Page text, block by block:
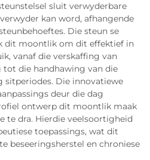
sluit verwyderbare
kan word, afhangende
Die steun se
dit moontlik om dit effektief in
vanaf die verskaffing van
die handhawing van die
Die innovatiewe
deur die dag
ontwerp dit moontlik maak
te dra. Hierdie veelsoortigheid
toepassings, wat dit
beseeringsherstel en chroniese